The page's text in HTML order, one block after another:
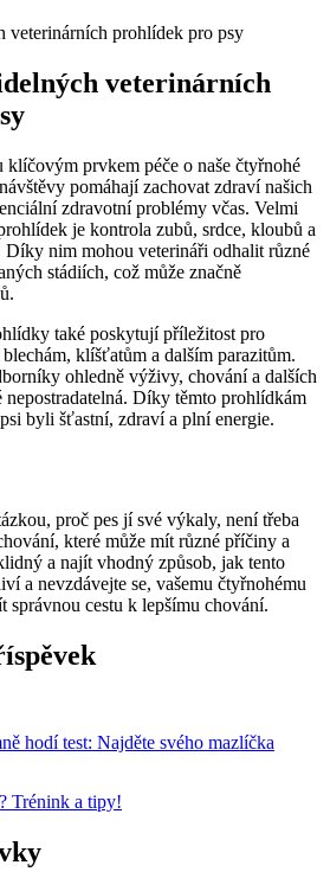
veterinárních
prvkem péče o naše čtyřnohé
pomáhají zachovat zdraví našich
zdravotní problémy včas. Velmi
je kontrola zubů, srdce, kloubů a
nim mohou veterináři odhalit různé
stádiích, což může značně
také poskytují příležitost pro
klíšťatům a dalším parazitům.
ohledně výživy, chování a dalších
nepostradatelná. Díky těmto prohlídkám
byli šťastní, zdraví a plní energie.
proč pes jí své výkaly, není třeba
které může mít různé příčiny a
a najít vhodný způsob, jak tento
a nevzdávejte se, vašemu čtyřnohému
správnou cestu k lepšímu chování.
hodí test: Najděte svého mazlíčka
Trénink a tipy!